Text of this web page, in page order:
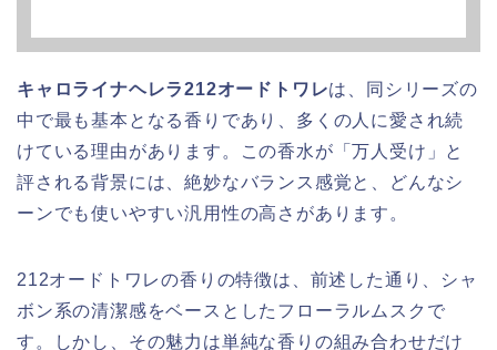
キャロライナヘレラ212オードトワレは、同シリーズの
中で最も基本となる香りであり、多くの人に愛され続
けている理由があります。この香水が「万人受け」と
評される背景には、絶妙なバランス感覚と、どんなシ
ーンでも使いやすい汎用性の高さがあります。
212オードトワレの香りの特徴は、前述した通り、シャ
ボン系の清潔感をベースとしたフローラルムスクで
す。しかし、その魅力は単純な香りの組み合わせだけ